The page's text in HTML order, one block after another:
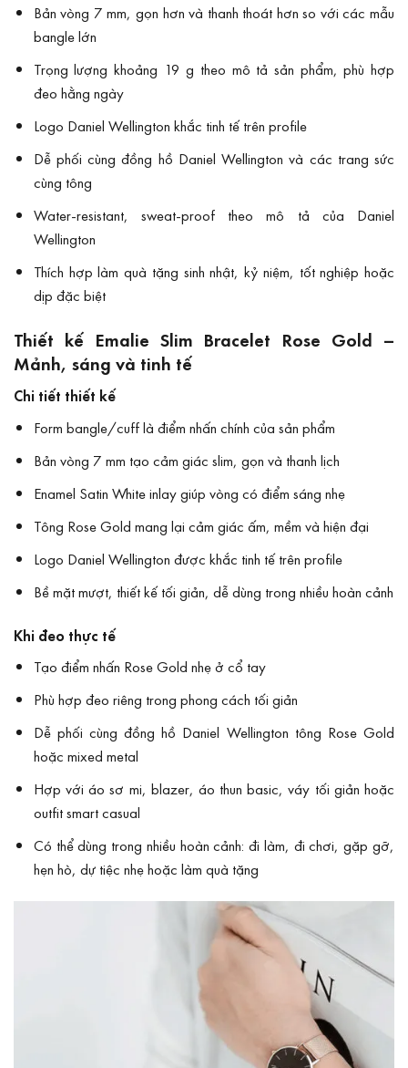
Bản vòng 7 mm, gọn hơn và thanh thoát hơn so với các mẫu
bangle lớn
Trọng lượng khoảng 19 g theo mô tả sản phẩm, phù hợp
đeo hằng ngày
Logo Daniel Wellington khắc tinh tế trên profile
Dễ phối cùng đồng hồ Daniel Wellington và các trang sức
cùng tông
Water-resistant, sweat-proof theo mô tả của Daniel
Wellington
Thích hợp làm quà tặng sinh nhật, kỷ niệm, tốt nghiệp hoặc
dịp đặc biệt
Thiết kế Emalie Slim Bracelet Rose Gold –
Mảnh, sáng và tinh tế
Chi tiết thiết kế
Form bangle/cuff là điểm nhấn chính của sản phẩm
Bản vòng 7 mm tạo cảm giác slim, gọn và thanh lịch
Enamel Satin White inlay giúp vòng có điểm sáng nhẹ
Tông Rose Gold mang lại cảm giác ấm, mềm và hiện đại
Logo Daniel Wellington được khắc tinh tế trên profile
Bề mặt mượt, thiết kế tối giản, dễ dùng trong nhiều hoàn cảnh
Khi đeo thực tế
Tạo điểm nhấn Rose Gold nhẹ ở cổ tay
Phù hợp đeo riêng trong phong cách tối giản
Dễ phối cùng đồng hồ Daniel Wellington tông Rose Gold
hoặc mixed metal
Hợp với áo sơ mi, blazer, áo thun basic, váy tối giản hoặc
outfit smart casual
Có thể dùng trong nhiều hoàn cảnh: đi làm, đi chơi, gặp gỡ,
hẹn hò, dự tiệc nhẹ hoặc làm quà tặng